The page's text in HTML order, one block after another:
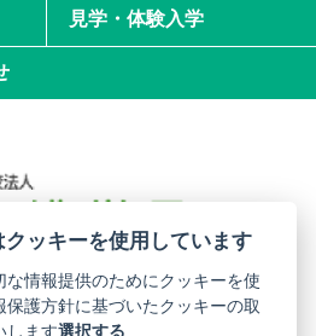
見学・体験入学
中学校・高等学校
ッキーを使用しています
な情報提供のためにクッキーを使
保護方針に基づいたクッキーの取
します選択する